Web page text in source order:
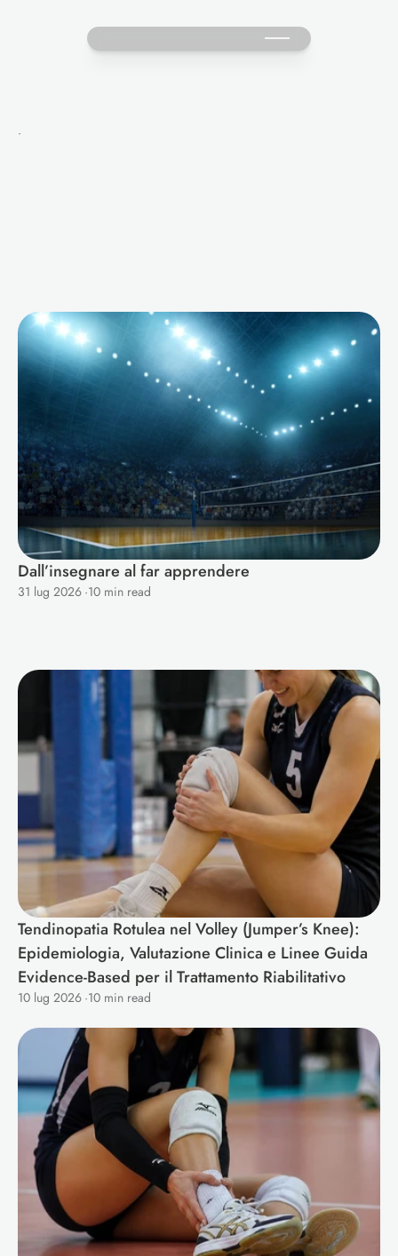
·
MoreBlogsforYou
Dall’insegnare al far apprendere
31 lug 2026 ·10 min read
Tendinopatia Rotulea nel Volley (Jumper’s Knee):
Epidemiologia, Valutazione Clinica e Linee Guida
Evidence-Based per il Trattamento Riabilitativo
10 lug 2026 ·10 min read